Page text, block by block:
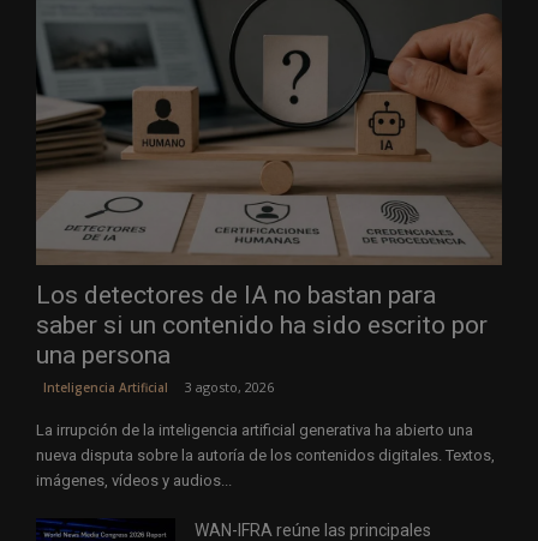
Los detectores de IA no bastan para
saber si un contenido ha sido escrito por
una persona
Inteligencia Artificial 3 agosto, 2026
La irrupción de la inteligencia artificial generativa ha abierto una
nueva disputa sobre la autoría de los contenidos digitales. Textos,
imágenes, vídeos y audios...
WAN-IFRA reúne las principales